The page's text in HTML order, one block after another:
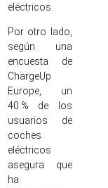
eléctricos.
Por otro lado,
según una
encuesta de
ChargeUp
Europe, un
40 % de los
usuarios de
coches
eléctricos
asegura que
ha